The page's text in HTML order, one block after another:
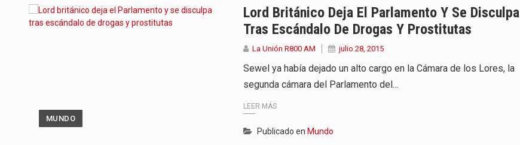
MUNDO
Lord Británico Deja El Parlamento Y Se Disculpa
Tras Escándalo De Drogas Y Prostitutas
La Unión R800 AM julio 28, 2015
Sewel ya había dejado un alto cargo en la Cámara de los Lores, la
segunda cámara del Parlamento del…
LEER MÁS
Publicado en Mundo